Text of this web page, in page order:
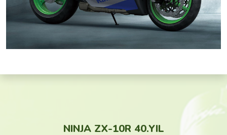
NINJA ZX-10R 40.YIL